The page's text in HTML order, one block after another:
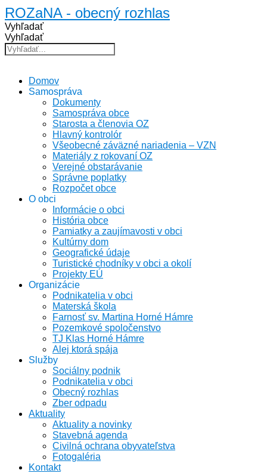
Preskočiť
na
obsah
ROZaNA - obecný rozhlas
Vyhľadať
Vyhľadať
Domov
Samospráva
Dokumenty
Samospráva obce
Starosta a členovia OZ
Hlavný kontrolór
Všeobecné záväzné nariadenia – VZN
Materiály z rokovaní OZ
Verejné obstarávanie
Správne poplatky
Rozpočet obce
O obci
Informácie o obci
História obce
Pamiatky a zaujímavosti v obci
Kultúrny dom
Geografické údaje
Turistické chodníky v obci a okolí
Projekty EÚ
Organizácie
Podnikatelia v obci
Materská škola
Farnosť sv. Martina Horné Hámre
Pozemkové spoločenstvo
TJ Klas Horné Hámre
Alej ktorá spája
Služby
Sociálny podnik
Podnikatelia v obci
Obecný rozhlas
Zber odpadu
Aktuality
Aktuality a novinky
Stavebná agenda
Civilná ochrana obyvateľstva
Fotogaléria
Kontakt